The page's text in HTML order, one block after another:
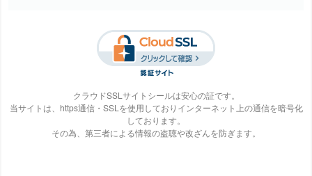
エステ・タイム エステティックTBC
S-Labo（エスラ
ボ）
エピレ エミナルクリニック エルクリニック
クラウドSSLサイトシールは安心の証です。
当サイトは、https通信・SSLを使用しておりインターネット上の通信を暗号化
しております。
その為、第三者による情報の盗聴や改ざんを防ぎます。